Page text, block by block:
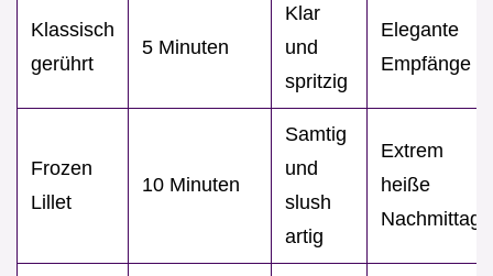
Klassisch
gerührt
5 Minuten
Klar
und
spritzig
Elegante
Empfänge
Frozen
Lillet
10 Minuten
Samtig
und
slush
artig
Extrem
heiße
Nachmittage